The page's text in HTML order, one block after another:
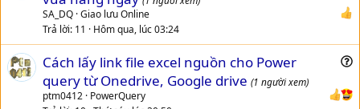
@LShowForm := GetProcAddress(LibHandle,
        LShowForm;
      end
      else
      begin
        ShowMessage(MyDLL + ' Not Found');
      end;
SA_DQ Giao lưu Online
Trả lời 11 Hôm qua, lúc 03:24
e
Cách lấy link file excel nguồn cho Power
query từ Onedrive, Google drive (1 người xem)
ptm0412 PowerQuery